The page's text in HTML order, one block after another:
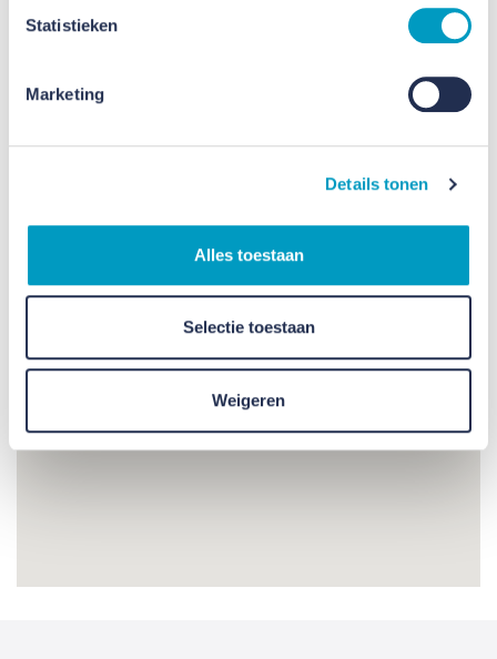
Statistieken
Marketing
Details tonen
Alles toestaan
Selectie toestaan
Weigeren